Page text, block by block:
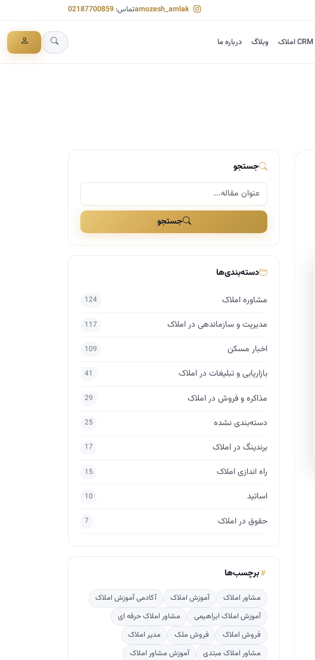
تماس: 02187700859
CRM املاک وبلاگ درباره ما
جستجو
جستجو
دسته‌بندی‌ها
مشاوره املاک 124
مدیریت و سازماندهی در املاک 117
اخبار مسکن 109
بازاریابی و تبلیغات در املاک 41
مذاکره و فروش در املاک 29
دسته‌بندی نشده 25
برندینگ در املاک 17
راه اندازی املاک 15
اساتید 10
حقوق در املاک 7
برچسب‌ها
مشاور املاک آموزش املاک
آکادمی آموزش املاک
آموزش املاک ابراهیمی
مشاور املاک حرفه ای
فروش املاک
فروش ملک
مدیر املاک
مشاور املاک مبتدی
آموزش مشاور املاک